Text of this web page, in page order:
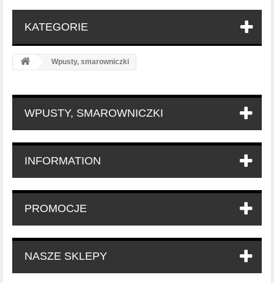
KATEGORIE
Wpusty, smarowniczki
WPUSTY, SMAROWNICZKI
INFORMATION
PROMOCJE
NASZE SKLEPY